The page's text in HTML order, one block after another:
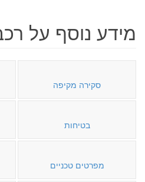
מידע נוסף על
סקירה מקיפה
בטיחות
מפרטים טכניים